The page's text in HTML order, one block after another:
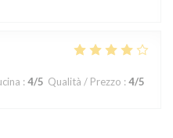
: 4/5 Qualità / Prezzo : 4/5